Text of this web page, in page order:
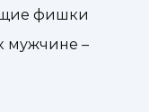
фишки
мужчине –